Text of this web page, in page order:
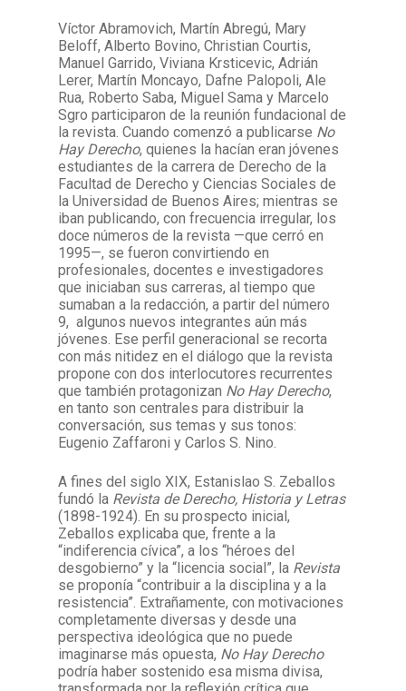
Víctor Abramovich, Martín Abregú, Mary
Beloff, Alberto Bovino, Christian Courtis,
Manuel Garrido, Viviana Krsticevic, Adrián
Lerer, Martín Moncayo, Dafne Palopoli, Ale
Rua, Roberto Saba, Miguel Sama y Marcelo
Sgro participaron de la reunión fundacional de
la revista. Cuando comenzó a publicarse No
Hay Derecho, quienes la hacían eran jóvenes
estudiantes de la carrera de Derecho de la
Facultad de Derecho y Ciencias Sociales de
la Universidad de Buenos Aires; mientras se
iban publicando, con frecuencia irregular, los
doce números de la revista —que cerró en
1995—, se fueron convirtiendo en
profesionales, docentes e investigadores
que iniciaban sus carreras, al tiempo que
sumaban a la redacción, a partir del número
9, algunos nuevos integrantes aún más
jóvenes. Ese perfil generacional se recorta
con más nitidez en el diálogo que la revista
propone con dos interlocutores recurrentes
que también protagonizan No Hay Derecho,
en tanto son centrales para distribuir la
conversación, sus temas y sus tonos:
Eugenio Zaffaroni y Carlos S. Nino.
A fines del siglo XIX, Estanislao S. Zeballos
fundó la Revista de Derecho, Historia y Letras
(1898-1924). En su prospecto inicial,
Zeballos explicaba que, frente a la
“indiferencia cívica”, a los “héroes del
desgobierno” y la “licencia social”, la Revista
se proponía “contribuir a la disciplina y a la
resistencia”. Extrañamente, con motivaciones
completamente diversas y desde una
perspectiva ideológica que no puede
imaginarse más opuesta, No Hay Derecho
podría haber sostenido esa misma divisa,